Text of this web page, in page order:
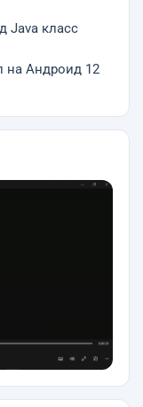
Java класс
на Андроид 12